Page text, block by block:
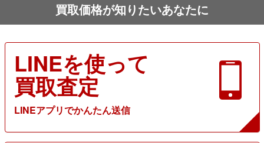
買取価格が知りたいあなたに
LINEを使って
買取査定
LINEアプリでかんたん送信